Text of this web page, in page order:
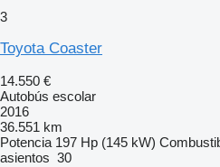
3
Toyota Coaster
14.550 €
Autobús escolar
2016
36.551 km
Potencia 197 Hp (145 kW)
asientos 30